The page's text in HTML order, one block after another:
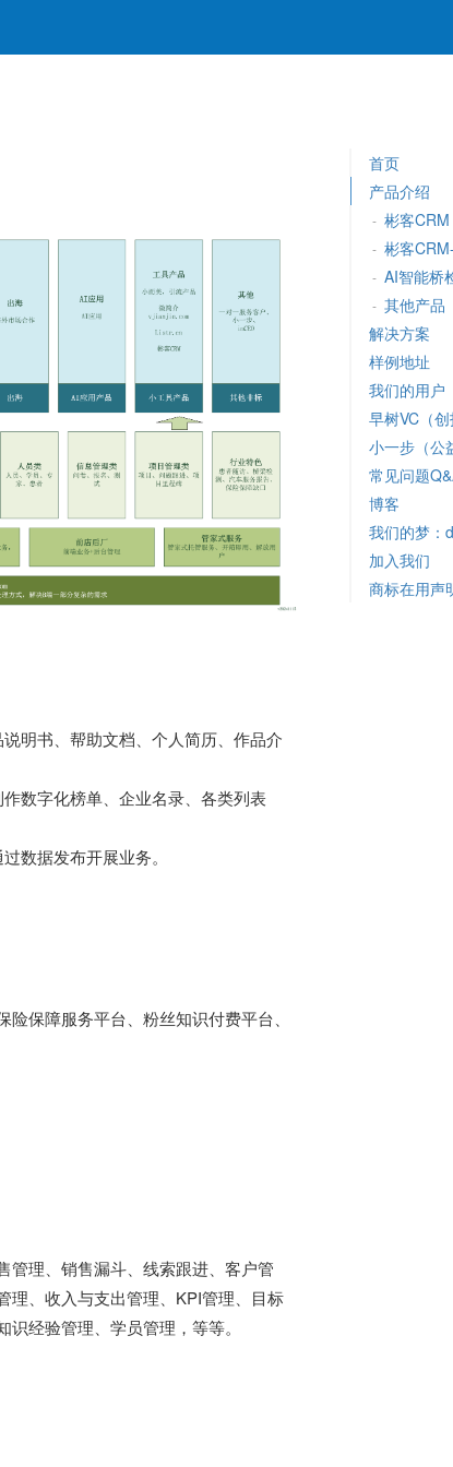
明书、帮助文档、个人简历、作品介
数字化榜单、企业名录、各类列表
数据发布开展业务。
保障服务平台、粉丝知识付费平台、
管理、销售漏斗、线索跟进、客户管
理、收入与支出管理、KPI管理、目标
经验管理、学员管理，等等。
首页
产品介绍
- 彬客CRM
- 彬客
- AI智能桥
- 其他产品
解决方案
样例地址
我们的用户
早树VC（创
小一步（公
常见问题
博客
我们的梦：
加入我们
商标在用声